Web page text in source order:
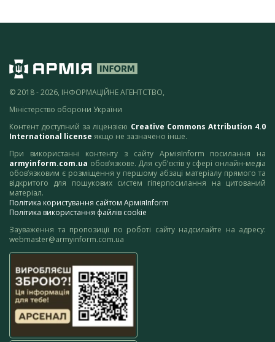
© 2018 - 2026, ІНФОРМАЦІЙНЕ АГЕНТСТВО,
Міністерство оборони України
Контент доступний за ліцензією Creative Commons Attribution 4.0
International license якщо не зазначено інше.
При використанні контенту з сайту АрміяInform посилання на
armyinform.com.ua обов’язкове. Для суб’єктів у сфері онлайн-медіа
обов’язковим є розміщення у першому абзаці матеріалу прямого та
відкритого для пошукових систем гіперпосилання на цитований
матеріал.
Політика користування сайтом АрміяInform
Політика використання файлів cookie
Зауваження та пропозиції по роботі сайту надсилайте на адресу:
webmaster@armyinform.com.ua